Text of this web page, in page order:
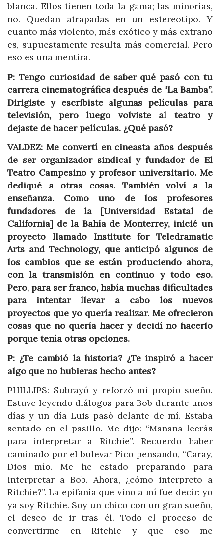
blanca. Ellos tienen toda la gama; las minorías,
no. Quedan atrapadas en un estereotipo. Y
cuanto más violento, más exótico y más extraño
es, supuestamente resulta más comercial. Pero
eso es una mentira.
P: Tengo curiosidad de saber qué pasó con tu
carrera cinematográfica después de “La Bamba”.
Dirigiste y escribiste algunas películas para
televisión, pero luego volviste al teatro y
dejaste de hacer películas. ¿Qué pasó?
VALDEZ: Me convertí en cineasta años después
de ser organizador sindical y fundador de El
Teatro Campesino y profesor universitario. Me
dediqué a otras cosas. También volví a la
enseñanza. Como uno de los profesores
fundadores de la [Universidad Estatal de
California] de la Bahía de Monterrey, inicié un
proyecto llamado Institute for Teledramatic
Arts and Technology, que anticipó algunos de
los cambios que se están produciendo ahora,
con la transmisión en continuo y todo eso.
Pero, para ser franco, había muchas dificultades
para intentar llevar a cabo los nuevos
proyectos que yo quería realizar. Me ofrecieron
cosas que no quería hacer y decidí no hacerlo
porque tenía otras opciones.
P: ¿Te cambió la historia? ¿Te inspiró a hacer
algo que no hubieras hecho antes?
PHILLIPS: Subrayó y reforzó mi propio sueño.
Estuve leyendo diálogos para Bob durante unos
días y un día Luis pasó delante de mí. Estaba
sentado en el pasillo. Me dijo: “Mañana leerás
para interpretar a Ritchie”. Recuerdo haber
caminado por el bulevar Pico pensando, “Caray,
Dios mío. Me he estado preparando para
interpretar a Bob. Ahora, ¿cómo interpreto a
Ritchie?”. La epifanía que vino a mí fue decir: yo
ya soy Ritchie. Soy un chico con un gran sueño,
el deseo de ir tras él. Todo el proceso de
convertirme en Ritchie y que eso me